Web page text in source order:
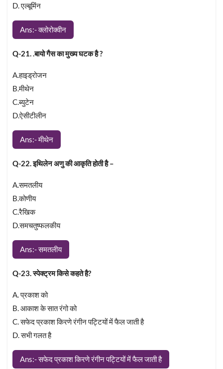
D. एल्बूमिंन
Ans:- क्लोरोक्वीन
Q-21. .बायो गैस का मुख्य घटक है ?
A.हाइड्रोजन
B.मीथेन
C.ब्युटेन
D.ऐसीटीलीन
Ans:- मीथेन
Q-22. इथिलेन अणु की आकृति होती है –
A.समतलीय
B.कोणीय
C.रैखिक
D.समचतुष्फलकीय
Ans:- समतलीय
Q-23. स्पेक्ट्रम किसे कहते है?
A. प्रकाश को
B. आकाश के सात रंगो को
C. सफेद प्रकाश किरणे रंगीन पट्टियों में फैल जाती है
D. सभी गलत है
Ans:- सफेद प्रकाश किरणे रंगीन पट्टियों में फैल जाती है